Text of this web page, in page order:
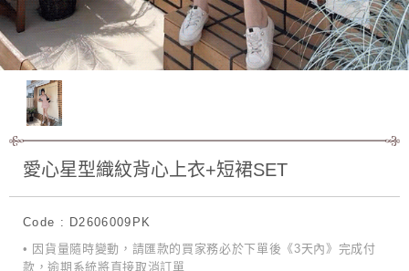
愛心星型織紋背心上衣+短裙SET
Code : D2606009PK
• 因貨量隨時變動，請匯款的買家務必於下單後《3天內》完成付
款，逾期系統將直接取消訂單